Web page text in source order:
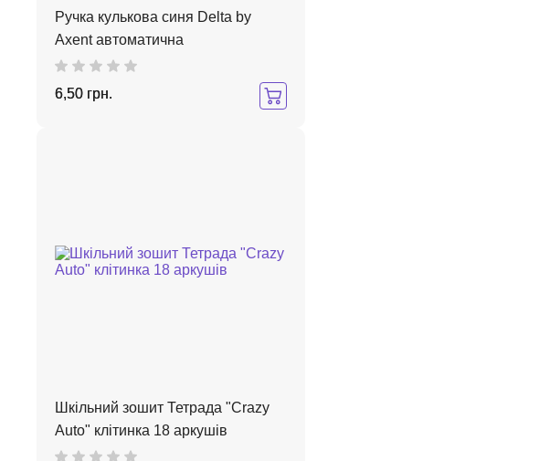
Ручка кулькова синя Delta by
Axent автоматична
6,50 грн.
Шкільний зошит Тетрада "Crazy
Auto" клітинка 18 аркушів